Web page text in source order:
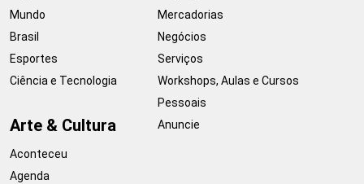
Mundo
Brasil
Esportes
Ciência e Tecnologia
Arte & Cultura
Aconteceu
Agenda
Mercadorias
Negócios
Serviços
Workshops, Aulas e Cursos
Pessoais
Anuncie